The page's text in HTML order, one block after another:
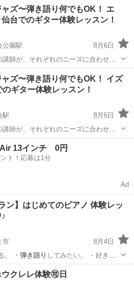
ど基本的な弾き方を学んでいきま
ト。初心者OK！
ャズ〜弾き語り何でもOK！ エ
台でのギター体験レッスン！
公園駅
8月6日
師が、それぞれのニーズに合わせカ
バーできない知識や技術、アイディ
駅 ギター パーク
ャズ〜弾き語り何でもOK！ イズ
のギター体験レッスン！
駅
8月6日
師が、それぞれのニーズに合わせカ
バーできない知識や技術、アイディ
ギター 弾き語り
13インチ 0円
ト！応募は1分
Ad
ン】はじめてのピアノ 体験レッ
市
8月4日
。 ・ 弾き語り してみたい。 ・好きな
レッスン
クレレ体験🉑日